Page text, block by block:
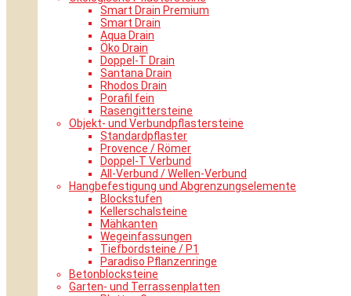
Smart Drain Premium
Smart Drain
Aqua Drain
Öko Drain
Doppel-T Drain
Santana Drain
Rhodos Drain
Porafil fein
Rasengittersteine
Objekt- und Verbundpflastersteine
Standardpflaster
Provence / Römer
Doppel-T Verbund
All-Verbund / Wellen-Verbund
Hangbefestigung und Abgrenzungselemente
Blockstufen
Kellerschalsteine
Mähkanten
Wegeinfassungen
Tiefbordsteine / P1
Paradiso Pflanzenringe
Betonblocksteine
Garten- und Terrassenplatten